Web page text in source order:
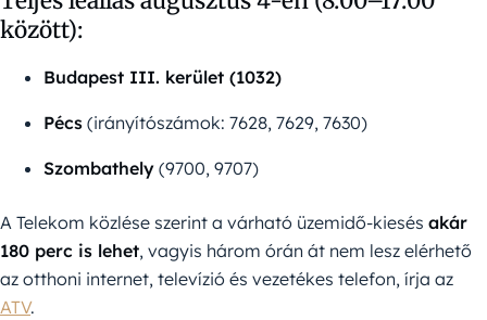
között):
Budapest III. kerület (1032)
Pécs (irányítószámok: 7628, 7629, 7630)
Szombathely (9700, 9707)
A Telekom közlése szerint a várható üzemidő-kiesés akár
180 perc is lehet, vagyis három órán át nem lesz elérhető
az otthoni internet, televízió és vezetékes telefon, írja az
ATV.